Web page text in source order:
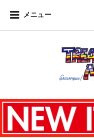
メニュー